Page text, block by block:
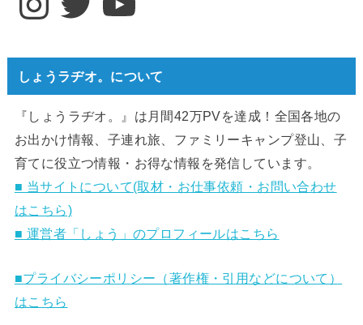
しょうラヂオ。について
『しょうラヂオ。』は月間42万PVを達成！全国各地の
お出かけ情報、子連れ旅、ファミリーキャンプ登山、子
育てに役立つ情報・お得な情報を発信しています。
■ 当サイトについて(取材・お仕事依頼・お問い合わせ
はこちら)
■ 運営者「しょう」のプロフィールはこちら
■プライバシーポリシー（著作権・引用などについて）
はこちら